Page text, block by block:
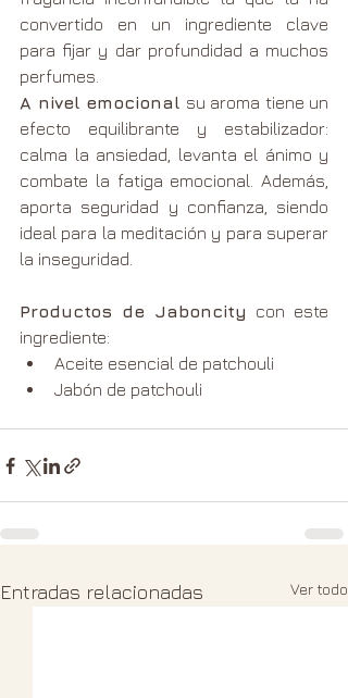
convertido en un ingrediente clave
para fijar y dar profundidad a muchos
perfumes.
A nivel emocional su aroma tiene un
efecto equilibrante y estabilizador:
calma la ansiedad, levanta el ánimo y
combate la fatiga emocional. Además,
aporta seguridad y confianza, siendo
ideal para la meditación y para superar
la inseguridad.
Productos de Jaboncity con este
ingrediente:
Aceite esencial de patchouli
Jabón de patchouli
Entradas relacionadas Ver todo